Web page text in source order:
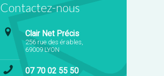
Contactez-nous
Clair Net Précis
256 rue des érables,
69009 LYON
07 70 02 55 50